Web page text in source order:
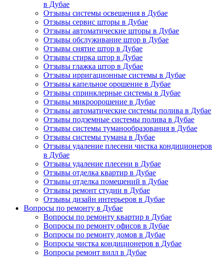
в Дубае
Отзывы системы освещения в Дубае
Отзывы сервис шторы в Дубае
Отзывы автоматические шторы в Дубае
Отзывы обслуживание штор в Дубае
Отзывы снятие штор в Дубае
Отзывы стирка штор в Дубае
Отзывы глажка штор в Дубае
Отзывы ирригационные системы в Дубае
Отзывы капельное орошение в Дубае
Отзывы спринклерные системы в Дубае
Отзывы микроорошение в Дубае
Отзывы автоматические системы полива в Дубае
Отзывы подземные системы полива в Дубае
Отзывы системы туманообразования в Дубае
Отзывы системы тумана в Дубае
Отзывы удаление плесени чистка кондиционеров
в Дубае
Отзывы удаление плесени в Дубае
Отзывы отделка квартир в Дубае
Отзывы отделка помещений в Дубае
Отзывы ремонт студии в Дубае
Отзывы дизайн интерьеров в Дубае
Вопросы по ремонту в Дубае
Вопросы по ремонту квартир в Дубае
Вопросы по ремонту офисов в Дубае
Вопросы по ремонту домов в Дубае
Вопросы чистка кондиционеров в Дубае
Вопросы ремонт вилл в Дубае